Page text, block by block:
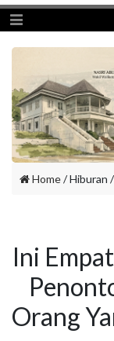
Toggle
Home/ Hiburan /
Ini
Orang